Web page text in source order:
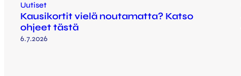
Uutiset
Kausikortit vielä noutamatta? Katso
ohjeet tästä
6.7.2026